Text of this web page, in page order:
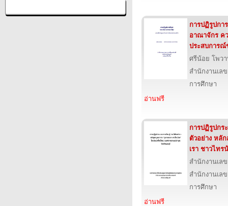
การปฏิรูปกา
อาณาจักร ค
ประสบการณ์
ศรีน้อย โพว
สำนักงานเล
การศึกษา
อ่านฟรี
การปฏิรูปกร
ตัวอย่าง หลั
เรา ชาวไทร
สำนักงานเล
สำนักงานเล
การศึกษา
อ่านฟรี